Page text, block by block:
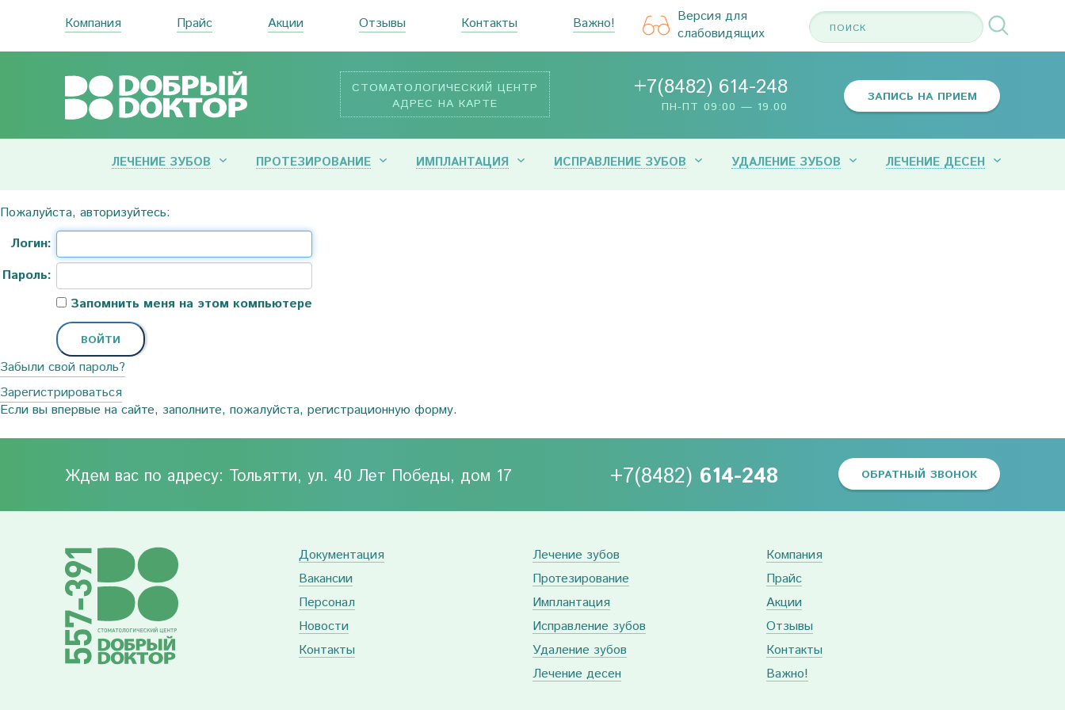
Компания Прайс Акции Отзывы Контакты Важно!
Версия для
слабовидящих
СТОМАТОЛОГИЧЕСКИЙ ЦЕНТР
АДРЕС НА КАРТЕ
+7(8482) 614-248
ПН-ПТ 09:00 — 19.00
ЗАПИСЬ НА ПРИЕМ
ЛЕЧЕНИЕ ЗУБОВ ПРОТЕЗИРОВАНИЕ ИМПЛАНТАЦИЯ ИСПРАВЛЕНИЕ ЗУБОВ УДАЛЕНИЕ ЗУБОВ ЛЕЧЕНИЕ ДЕСЕН
Пожалуйста, авторизуйтесь:
Логин:
Пароль:
Запомнить меня на этом компьютере
Забыли свой пароль?
Зарегистрироваться
Если вы впервые на сайте, заполните, пожалуйста, регистрационную форму.
Ждем вас по адресу: Тольятти, ул. 40 Лет Победы, дом 17 +7(8482) 614-248 ОБРАТНЫЙ ЗВОНОК
Документация
Вакансии
Персонал
Новости
Контакты
Лечение зубов
Протезирование
Имплантация
Исправление зубов
Удаление зубов
Лечение десен
Компания
Прайс
Акции
Отзывы
Контакты
Важно!